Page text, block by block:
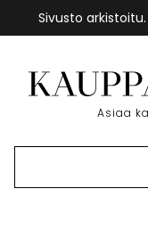
Sivusto
sisältöön
Asiaa